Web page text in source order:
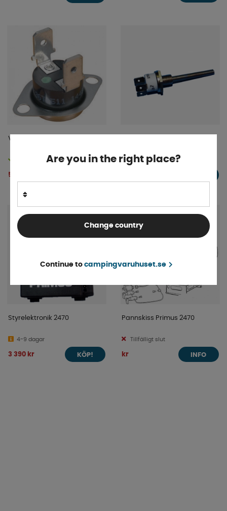
Vattentermostat
Finns i lager
579 kr
Finns i lager
Styrelektronik 2470
4-9 dagar
3 390 kr KÖP!
Pannskiss Primus 2470
Tillfälligt slut
kr INFO
Are you in the right place?
Change country
Continue to campingvaruhuset.se